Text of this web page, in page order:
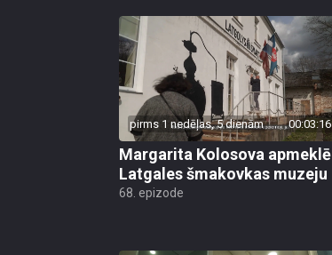
pirms 1 nedēļas, 5 dienām 00:03:16
Margarita Kolosova apmeklē
Latgales šmakovkas muzeju
68. epizode